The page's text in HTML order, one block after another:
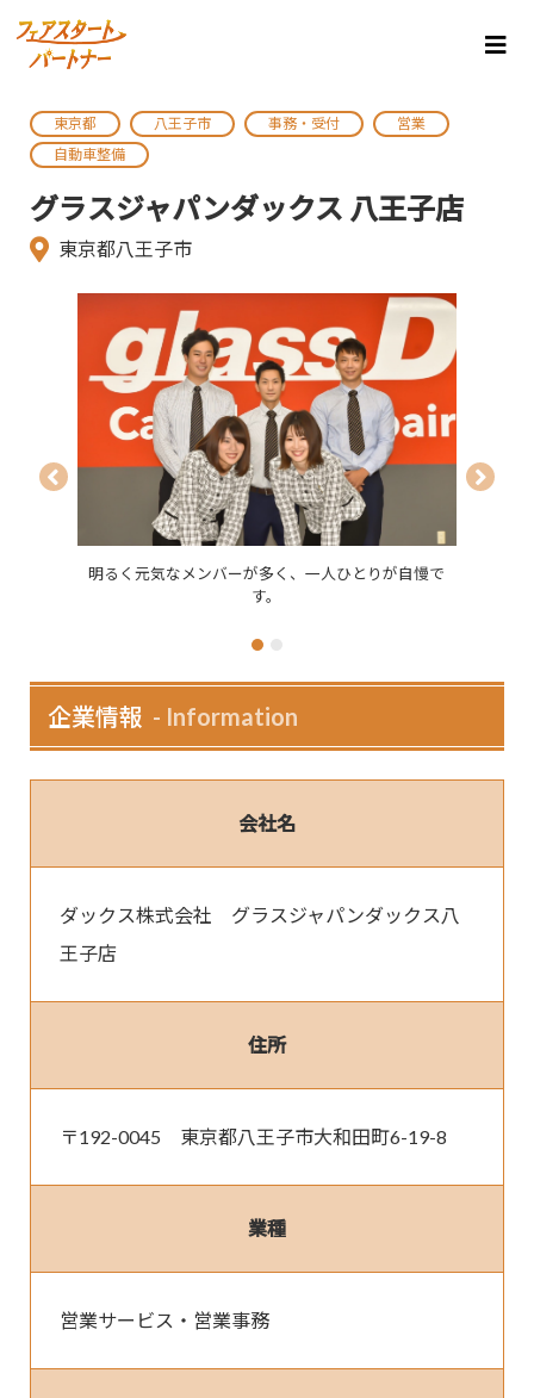
東京都 八王子市 事務・受付
営業
自動車整備
グラスジャパンダックス 八王子店
東京都八王子市
明るく元気なメンバーが多く、一人ひとりが自慢で
す。
「ドライバ
企業情報 Information
会社名
ダックス株式会社　グラスジャパンダックス八
王子店
住所
〒192-0045　東京都八王子市大和田町6-19-8
業種
営業サービス・営業事務